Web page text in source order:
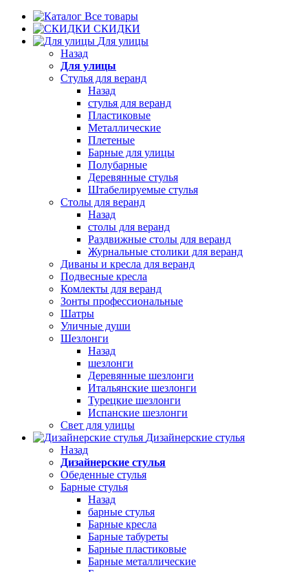
Все товары
СКИДКИ
Для улицы
Назад
Для улицы
Стулья для веранд
Назад
стулья для веранд
Пластиковые
Металлические
Плетеные
Барные для улицы
Полубарные
Деревянные стулья
Штабелируемые стулья
Столы для веранд
Назад
столы для веранд
Раздвижные столы для веранд
Журнальные столики для веранд
Диваны и кресла для веранд
Подвесные кресла
Комлекты для веранд
Зонты профессиональные
Шатры
Уличные души
Шезлонги
Назад
шезлонги
Деревянные шезлонги
Итальянские шезлонги
Турецкие шезлонги
Испанские шезлонги
Свет для улицы
Дизайнерские стулья
Назад
Дизайнерские стулья
Обеденные стулья
Барные стулья
Назад
барные стулья
Барные кресла
Барные табуреты
Барные пластиковые
Барные металлические